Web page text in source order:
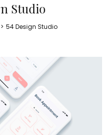
Studio
> 54 Design Studio